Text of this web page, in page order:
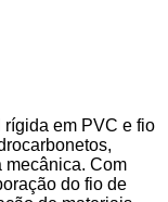
em PVC e fio
mecânica. Com
do fio de